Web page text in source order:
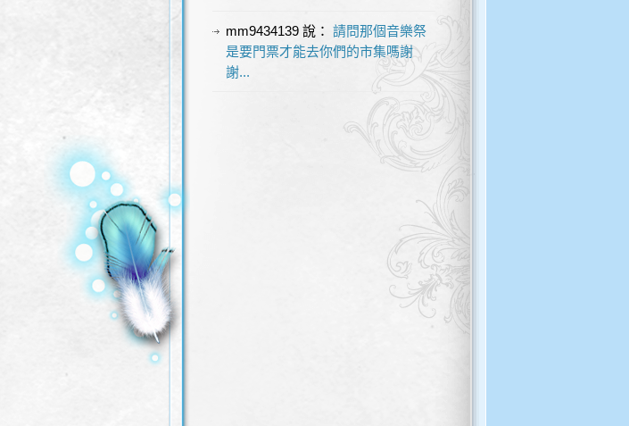
mm9434139說： 請問那個音樂祭
是要門票才能去你們的市集嗎謝
謝...